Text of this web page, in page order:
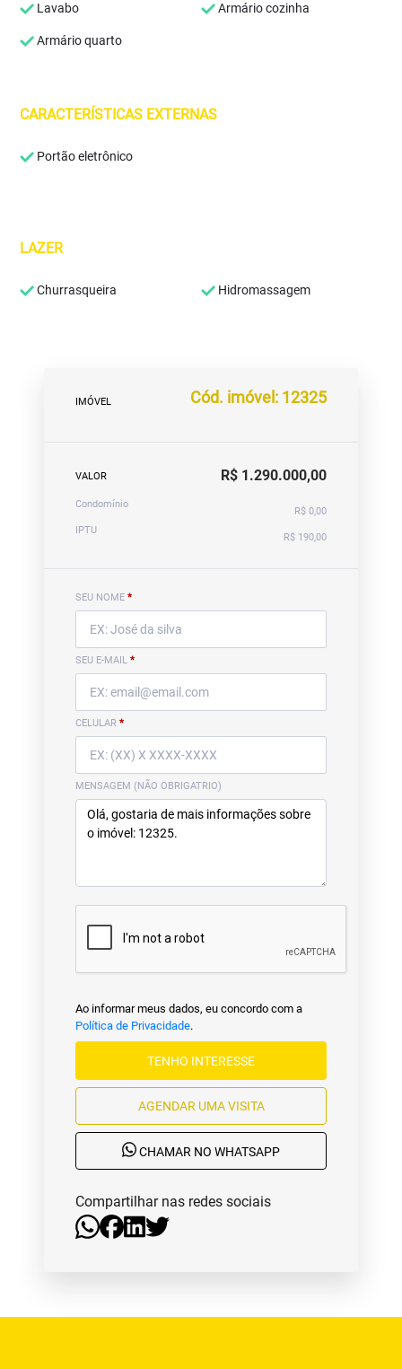
Lavabo Armário cozinha
Armário quarto
CARACTERÍSTICAS EXTERNAS
Portão eletrônico
LAZER
Churrasqueira Hidromassagem
IMÓVEL Cód. imóvel: 12325
VALOR R$ 1.290.000,00
Condomínio
R$ 0,00
IPTU
R$ 190,00
SEU NOME *
SEU E-MAIL *
CELULAR *
MENSAGEM (NÃO OBRIGATRIO)
Ao informar meus dados, eu concordo com a
Política de Privacidade.
TENHO INTERESSE
AGENDAR UMA VISITA
CHAMAR NO WHATSAPP
Compartilhar nas redes sociais